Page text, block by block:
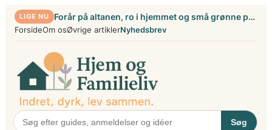
Spring
LIGE NU Forår på altanen, ro i hjemmet og små grønne projekter
ForsideOm osØvrige artiklerNyhedsbrev
Søg